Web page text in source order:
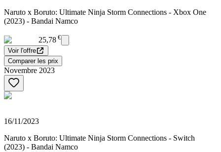
Naruto x Boruto: Ultimate Ninja Storm Connections - Xbox One
(2023) - Bandai Namco
25,78 €
Voir l'offre
Comparer les prix
Novembre 2023
16/11/2023
Naruto x Boruto: Ultimate Ninja Storm Connections - Switch
(2023) - Bandai Namco